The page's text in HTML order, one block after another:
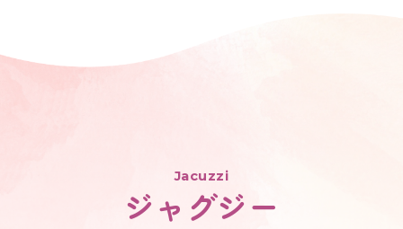
Jacuzzi
ジャグジー